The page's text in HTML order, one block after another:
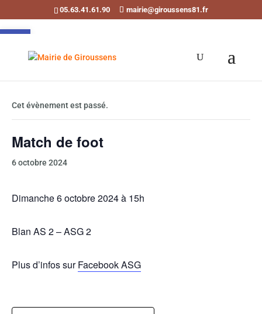
05.63.41.61.90 mairie@giroussens81.fr
Cet évènement est passé.
Match de foot
6 octobre 2024
Dimanche 6 octobre 2024 à 15h
Blan AS 2 – ASG 2
Plus d’infos surFacebook ASG
Ouvrir la barre d’outils